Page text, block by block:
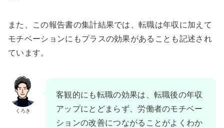
また、この報告書の集計結果では、転職は年収に加えて
モチベーションにもプラスの効果があることも記述され
ています。
くろき
客観的にも転職の効果は、転職後の年収
アップにとどまらず、労働者のモチベー
ションの改善につながることがよくわか